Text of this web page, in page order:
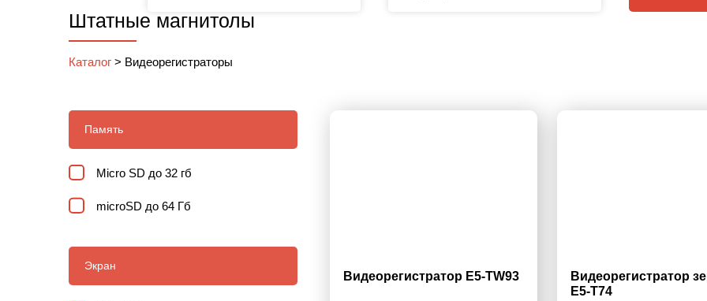
Штатные магнитолы
Каталог > Видеорегистраторы
Память
Micro SD до 32 гб
microSD до 64 Гб
Экран
Видеорегистратор Е5-ТW93
Видеорегистратор
E5-T74